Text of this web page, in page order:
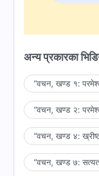
अन्य प्रकारका
“वचन, खण्ड १:
“वचन, खण्ड २:
“वचन, खण्ड ४:
“वचन, खण्ड ७: